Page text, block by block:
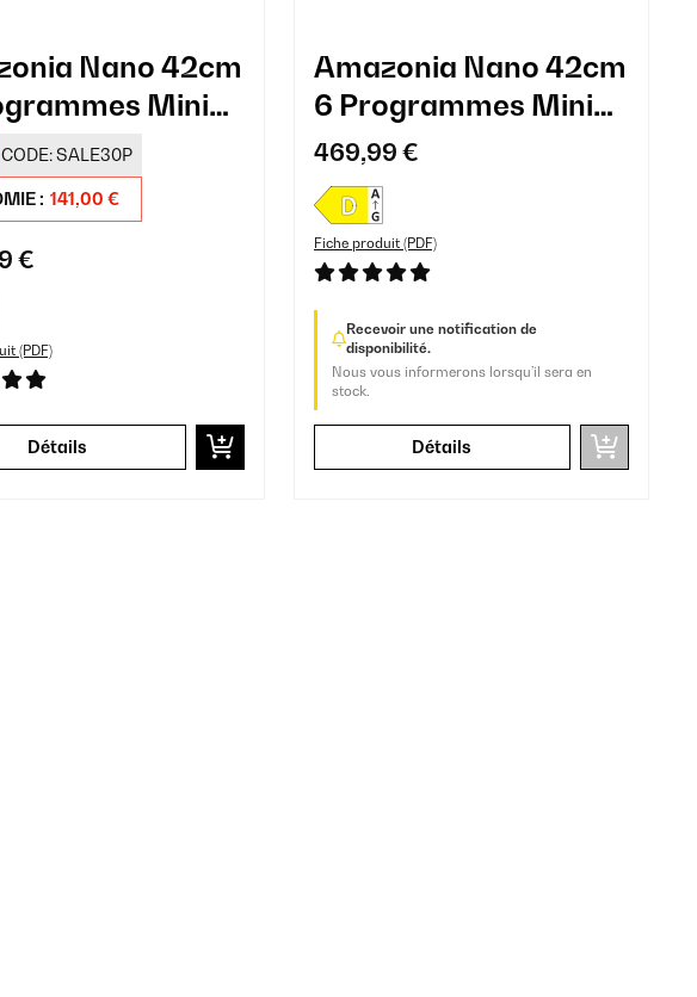
Nano 42cm
Mini
Bleu
CODE:SALE30P
: 141,00 €
€
(PDF)
Détails
Amazonia Nano 42cm
6 Programmes Mini
Lave-vaisselle Gris
469,99 €
Fiche produit (PDF)
Recevoir une notification de
disponibilité.
Nous vous informerons lorsqu’il sera en
stock.
Détails